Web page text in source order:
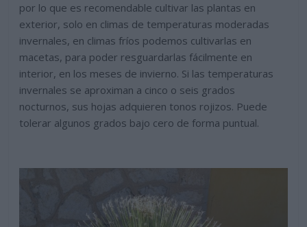
por lo que es recomendable cultivar las plantas en
exterior, solo en climas de temperaturas moderadas
invernales, en climas fríos podemos cultivarlas en
macetas, para poder resguardarlas fácilmente en
interior, en los meses de invierno. Si las temperaturas
invernales se aproximan a cinco o seis grados
nocturnos, sus hojas adquieren tonos rojizos. Puede
tolerar algunos grados bajo cero de forma puntual.